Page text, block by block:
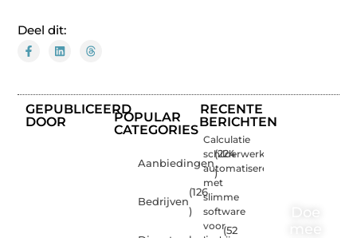
Deel dit:
GEPUBLICEERD
DOOR
POPULAR
CATEGORIES
Aanbiedingen
(224
)
Bedrijven
(126
)
(52
RECENTE
BERICHTEN
Calculatie
schilderwerk
automatiseren
met
slimme
software
voor